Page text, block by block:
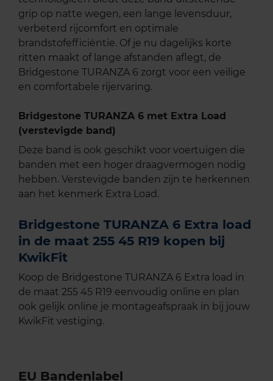
grip op natte wegen, een lange levensduur,
verbeterd rijcomfort en optimale
brandstofefficiëntie. Of je nu dagelijks korte
ritten maakt of lange afstanden aflegt, de
Bridgestone TURANZA 6 zorgt voor een veilige
en comfortabele rijervaring.
Bridgestone TURANZA 6 met Extra Load
(verstevigde band)
Deze band is ook geschikt voor voertuigen die
banden met een hoger draagvermogen nodig
hebben. Verstevigde banden zijn te herkennen
aan het kenmerk Extra Load.
Bridgestone TURANZA 6 Extra load
in de maat 255 45 R19 kopen bij
KwikFit
Koop de Bridgestone TURANZA 6 Extra load in
de maat 255 45 R19 eenvoudig online en plan
ook gelijk online je montageafspraak in bij jouw
KwikFit vestiging.
EU Bandenlabel